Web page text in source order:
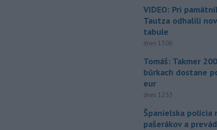
VIDEO: Pri
Tautza odhalili
tabule
dnes 13:06
Tomáš: Takmer
búrkach dostane
eur
dnes 12:53
Španielska polícia
pašerákov a